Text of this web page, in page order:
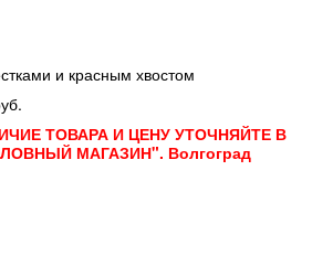
и красным хвостом
ТОВАРА И ЦЕНУ УТОЧНЯЙТЕ В
МАГАЗИН". Волгоград